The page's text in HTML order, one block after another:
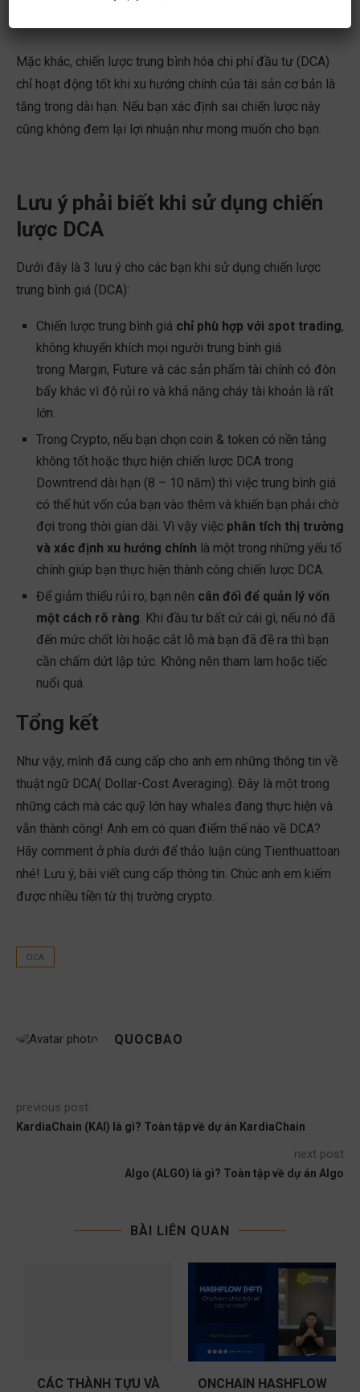
Mặc khác, chiến lược trung bình hóa chi phí đầu tư (DCA)
chỉ hoạt động tốt khi xu hướng chính của tài sản cơ bản là
tăng trong dài hạn. Nếu bạn xác định sai chiến lược này
cũng không đem lại lợi nhuận như mong muốn cho bạn.
Lưu ý phải biết khi sử dụng chiến
lược DCA
Dưới đây là 3 lưu ý cho các bạn khi sử dụng chiến lược
trung bình giá (DCA):
Chiến lược trung bình giá chỉ phù hợp với spot trading,
không khuyến khích mọi người trung bình giá
trong Margin, Future và các sản phẩm tài chính có đòn
bẩy khác vì độ rủi ro và khả năng cháy tài khoản là rất
lớn.
Trong Crypto, nếu bạn chọn coin & token có nền tảng
không tốt hoặc thực hiện chiến lược DCA trong
Downtrend dài hạn (8 – 10 năm) thì việc trung bình giá
có thể hút vốn của bạn vào thêm và khiến bạn phải chờ
đợi trong thời gian dài. Vì vậy việc phân tích thị trường
và xác định xu hướng chính là một trong những yếu tố
chính giúp bạn thực hiện thành công chiến lược DCA.
Để giảm thiểu rủi ro, bạn nên cân đối để quản lý vốn
một cách rõ ràng. Khi đầu tư bất cứ cái gì, nếu nó đã
đến mức chốt lời hoặc cắt lỗ mà bạn đã đề ra thì bạn
cần chấm dứt lập tức. Không nên tham lam hoặc tiếc
nuối quá.
Tổng kết
Như vậy, mình đã cung cấp cho anh em những thông tin về
thuật ngữ DCA( Dollar-Cost Averaging). Đây là một trong
những cách mà các quỹ lớn hay whales đang thực hiện và
vẫn thành công! Anh em có quan điểm thế nào về DCA?
Hãy comment ở phía dưới để thảo luận cùng Tienthuattoan
nhé! Lưu ý, bài viết cung cấp thông tin. Chúc anh em kiếm
được nhiều tiền từ thị trường crypto.
DCA
QUOCBAO
previous post
KardiaChain (KAI) là gì? Toàn tập về dự án KardiaChain
next post
Algo (ALGO) là gì? Toàn tập về dự án Algo
BÀI LIÊN QUAN
CÁC THÀNH TỰU VÀ
ONCHAIN HASHFLOW